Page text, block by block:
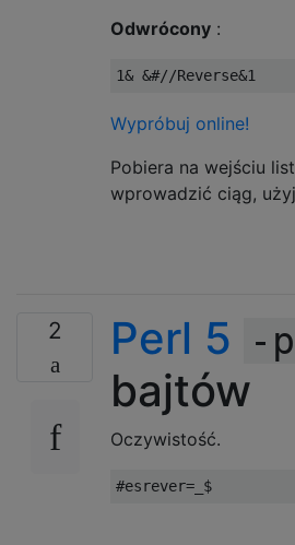
Odwrócony :
Wypróbuj online!
Pobiera na wejściu
wprowadzić ciąg, użyj
2 Perl 5 -p
bajtów
Oczywistość.